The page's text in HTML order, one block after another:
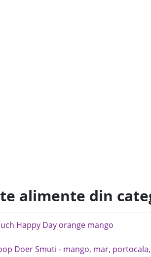
alimente din
Happy Day orange mango
Doer Smuti - mango, mar,